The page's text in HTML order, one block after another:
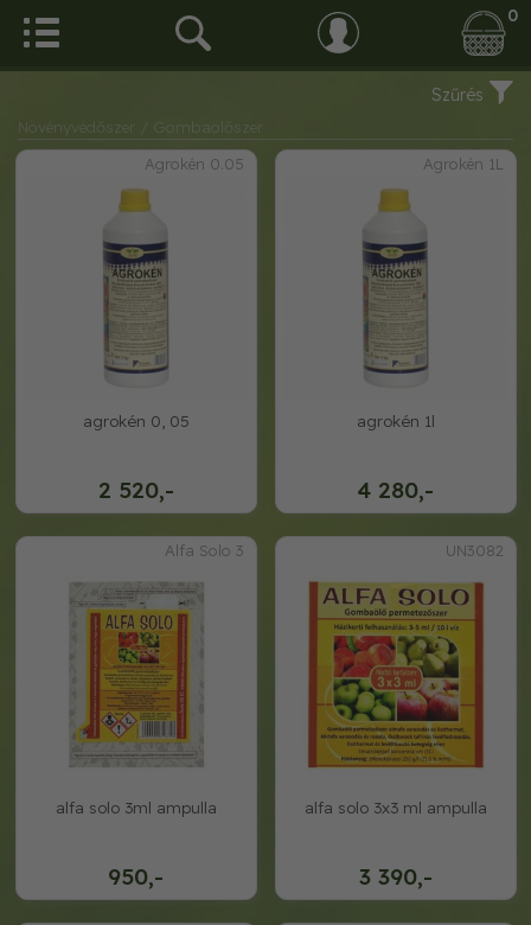
0
Szűrés
Növényvédőszer
/ Gombaölőszer
Agrokén 0.05
2 520,-
agrokén 0, 05
Agrokén 1L
4 280,-
agrokén 1l
Alfa Solo 3
950,-
alfa solo 3ml ampulla
UN3082
3 390,-
alfa solo 3x3 ml ampulla